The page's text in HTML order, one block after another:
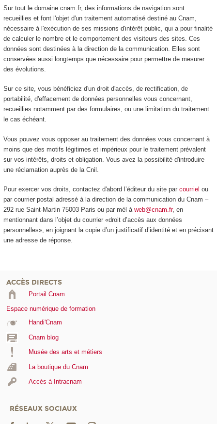
Sur tout le domaine cnam.fr, des informations de navigation sont
recueillies et font l'objet d'un traitement automatisé destiné au Cnam,
nécessaire à l'exécution de ses missions d'intérêt public, qui a pour finalité
de calculer le nombre et le comportement des visiteurs des sites. Ces
données sont destinées à la direction de la communication. Elles sont
conservées aussi longtemps que nécessaire pour permettre de mesurer
des évolutions.
Sur ce site, vous bénéficiez d'un droit d'accès, de rectification, de
portabilité, d'effacement de données personnelles vous concernant,
recueillies notamment par des formulaires, ou une limitation du traitement
le cas échéant.
Vous pouvez vous opposer au traitement des données vous concernant à
moins que des motifs légitimes et impérieux pour le traitement prévalent
sur vos intérêts, droits et obligation. Vous avez la possibilité d'introduire
une réclamation auprès de la Cnil.
Pour exercer vos droits, contactez d'abord l’éditeur du site par courriel ou
par courrier postal adressé à la direction de la communication du Cnam –
292 rue Saint-Martin 75003 Paris ou par mél à web@cnam.fr, en
mentionnant dans l’objet du courrier «droit d’accès aux données
personnelles», en joignant la copie d’un justificatif d’identité et en précisant
une adresse de réponse.
ACCÈS DIRECTS
Portail Cnam
Espace numérique de formation
Handi'Cnam
Cnam blog
Musée des arts et métiers
La boutique du Cnam
Accès à Intracnam
RÉSEAUX SOCIAUX